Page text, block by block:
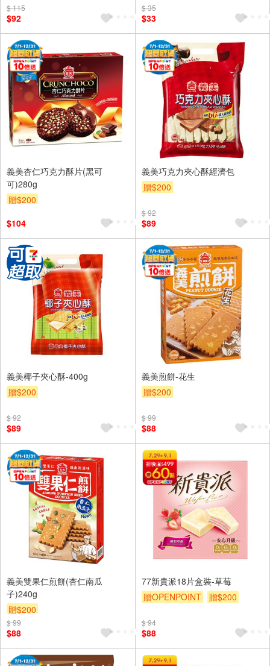
$ 115
$92
$ 35
$33
義美杏仁巧克力酥片(黑可
可)280g
贈$200
$104
義美巧克力夾心酥經濟包
贈$200
$ 92
$89
義美椰子夾心酥-400g
贈$200
$ 92
$89
義美煎餅-花生
贈$200
$ 99
$88
義美雙果仁煎餅(杏仁南瓜
子)240g
贈$200
$ 99
$88
77新貴派18片盒裝-草莓
贈OPENPOINT
贈$200
$ 94
$88